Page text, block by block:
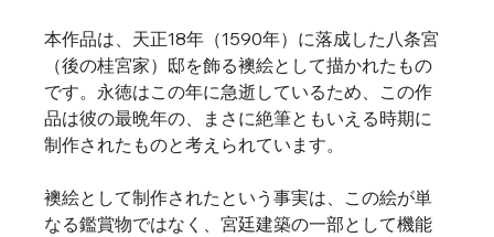
本作品は、天正18年（1590年）に落成した八条宮
（後の桂宮家）邸を飾る襖絵として描かれたもの
です。永徳はこの年に急逝しているため、この作
品は彼の最晩年の、まさに絶筆ともいえる時期に
制作されたものと考えられています。
襖絵として制作されたという事実は、この絵が単
なる鑑賞物ではなく、宮廷建築の一部として機能